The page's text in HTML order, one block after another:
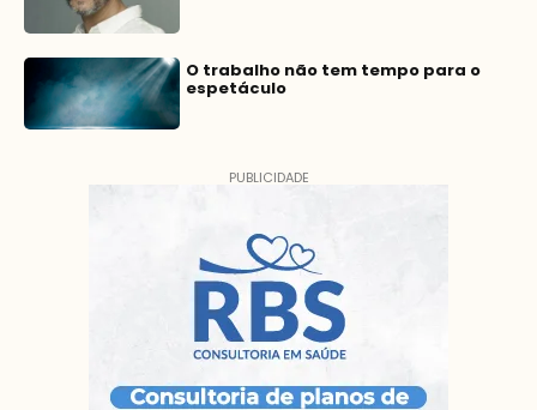
O trabalho não tem tempo para o
espetáculo
PUBLICIDADE